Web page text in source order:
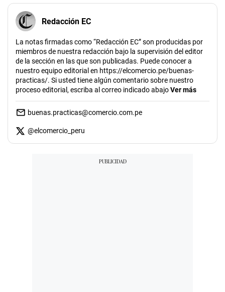
Redacción EC
La notas firmadas como “Redacción EC” son producidas por
miembros de nuestra redacción bajo la supervisión del editor
de la sección en las que son publicadas. Puede conocer a
nuestro equipo editorial en https://elcomercio.pe/buenas-
practicas/. Si usted tiene algún comentario sobre nuestro
proceso editorial, escriba al correo indicado abajoVer más
buenas.practicas@comercio.com.pe
@elcomercio_peru